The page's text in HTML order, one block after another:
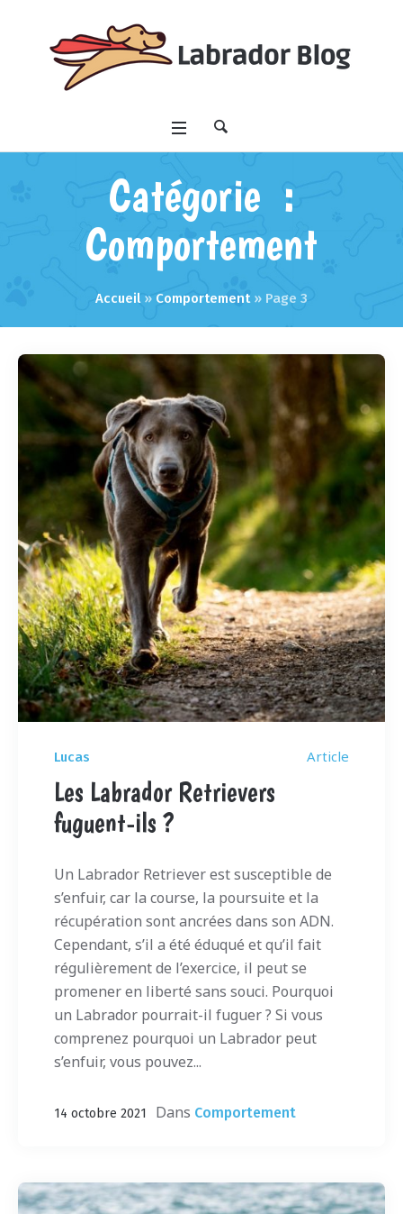
Catégorie :
Comportement
Accueil» Comportement» Page 3
Lucas Article
Les Labrador Retrievers
fuguent-ils ?
Un Labrador Retriever est susceptible de
s’enfuir, car la course, la poursuite et la
récupération sont ancrées dans son ADN.
Cependant, s’il a été éduqué et qu’il fait
régulièrement de l’exercice, il peut se
promener en liberté sans souci. Pourquoi
un Labrador pourrait-il fuguer ? Si vous
comprenez pourquoi un Labrador peut
s’enfuir, vous pouvez...
14 octobre 2021 Dans Comportement